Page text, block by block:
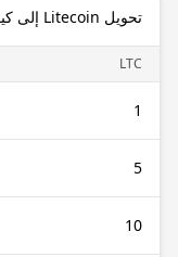
تحويل Litecoin إلى كيب لاوسي
LTC
1
5
10